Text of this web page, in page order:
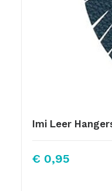
Imi Leer
€ 0,95